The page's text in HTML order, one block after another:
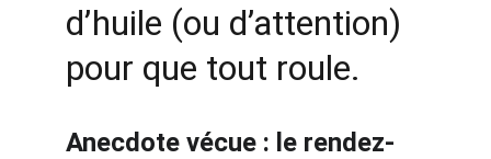
d’huile (ou d’attention)
pour que tout roule.
Anecdote vécue : le rendez-